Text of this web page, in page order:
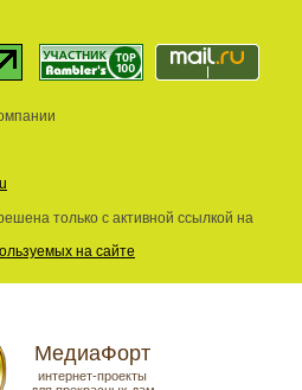
только с активной ссылкой на
на сайте
МедиаФорт
интернет-проекты